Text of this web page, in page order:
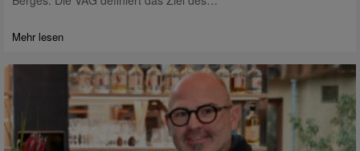
Mehr lesen